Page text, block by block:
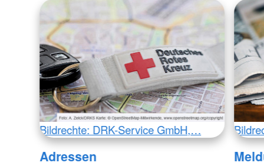
Bildrechte: DRK-Service GmbH,…
Adressen